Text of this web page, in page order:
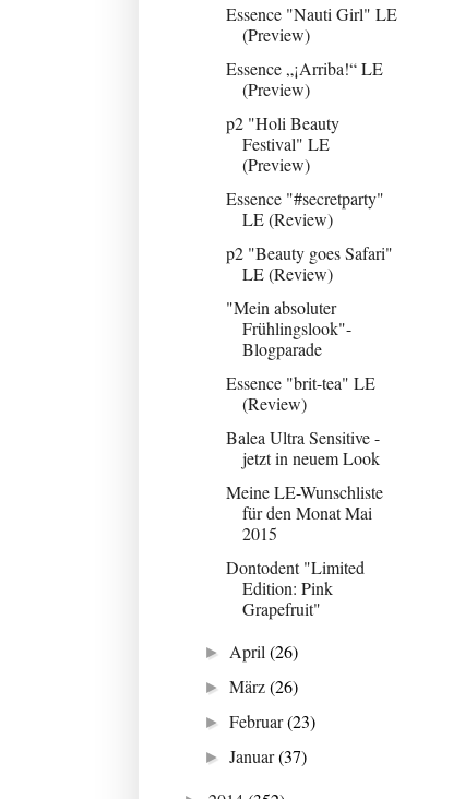
Essence "Nauti Girl" LE
(Preview)
Essence „¡Arriba!“ LE
(Preview)
p2 "Holi Beauty
Festival" LE
(Preview)
Essence "#secretparty"
LE (Review)
p2 "Beauty goes Safari"
LE (Review)
"Mein absoluter
Frühlingslook"-
Blogparade
Essence "brit-tea" LE
(Review)
Balea Ultra Sensitive -
jetzt in neuem Look
Meine LE-Wunschliste
für den Monat Mai
2015
Dontodent "Limited
Edition: Pink
Grapefruit"
► April(26)
►März(26)
►Februar(23)
►Januar(37)